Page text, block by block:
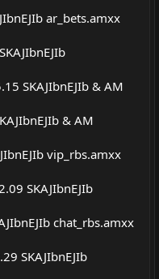
ar_bets.amxx
SKAJIbnEJIb & AM
& AM
vip_rbs.amxx
SKAJIbnEJIb
chat_rbs.amxx
SKAJIbnEJIb